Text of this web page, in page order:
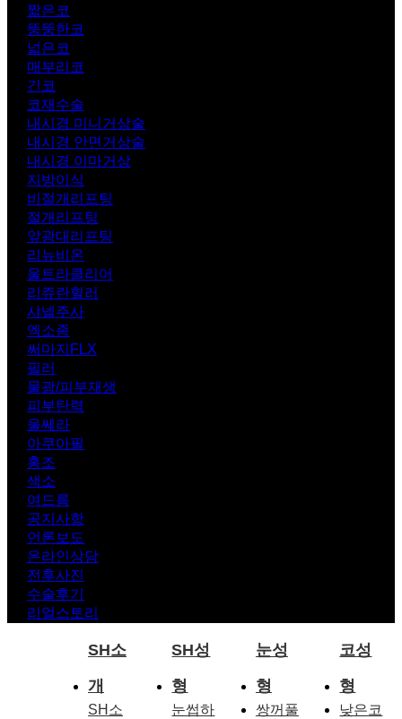
짧은코
뚱뚱한코
넓은코
매부리코
긴코
코재수술
내시경 미니거상술
내시경 안면거상술
내시경 이마거상
지방이식
비절개리프팅
절개리프팅
앞광대리프팅
리뉴비온
울트라클리어
리쥬란힐러
샤넬주사
엑소좀
써마지FLX
필러
물광/피부재생
피부탄력
울쎄라
아쿠아필
홍조
색소
여드름
공지사항
언론보도
온라인상담
전후사진
수술후기
리얼스토리
SH소
개
SH소
SH성
형
눈썹하
눈성
형
쌍꺼풀
코성
형
낮은코